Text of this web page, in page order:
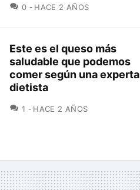
0 COMENTARIOS
HACE 2 AÑOS
Este es el queso más
saludable que podemos
comer según una experta
dietista
1 COMENTARIOS
HACE 2 AÑOS